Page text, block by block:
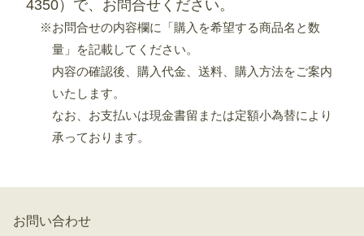
4350）で、お問合せください。
※お問合せの内容欄に「購入を希望する商品名と数
量」を記載してください。
内容の確認後、購入代金、送料、購入方法をご案内
いたします。
なお、お支払いは現金書留または定額小為替により
承っております。
お問い合わせ